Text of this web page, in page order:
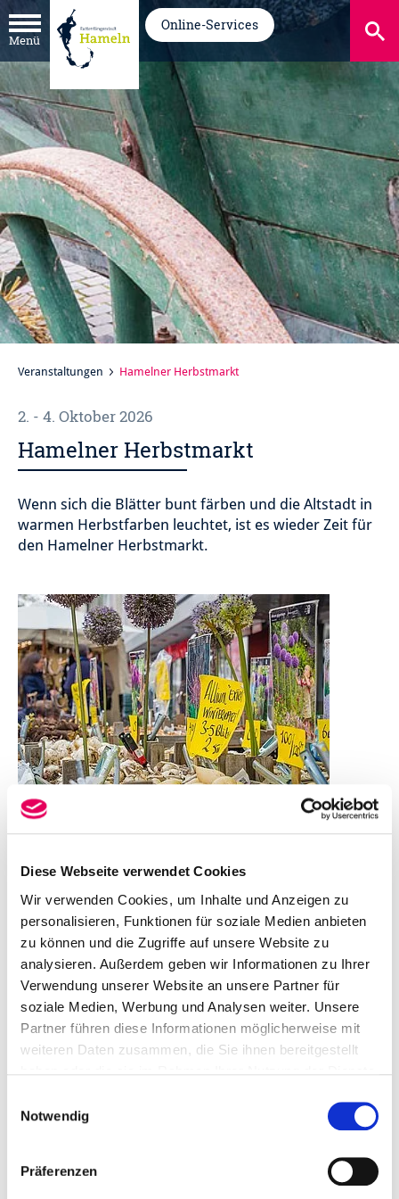
Diese Webseite verwendet Cookies
Wir verwenden Cookies, um Inhalte und Anzeigen zu
personalisieren, Funktionen für soziale Medien anbieten
zu können und die Zugriffe auf unsere Website zu
analysieren. Außerdem geben wir Informationen zu Ihrer
Verwendung unserer Website an unsere Partner für
soziale Medien, Werbung und Analysen weiter. Unsere
Partner führen diese Informationen möglicherweise mit
weiteren Daten zusammen, die Sie ihnen bereitgestellt
Notwendig
Präferenzen
Menü
Online-Services
Veranstaltungen Hamelner Herbstmarkt
2. - 4. Oktober 2026
Hamelner Herbstmarkt
Wenn sich die Blätter bunt färben und die Altstadt in
warmen Herbstfarben leuchtet, ist es wieder Zeit für
den Hamelner Herbstmarkt.
und saisonaler Genüsse. An zahlreichen Ständen gibt
herbstliche Spezialitäten, liebevoll gefertigte Produkte
und echtes Handwerk zum Zuschauen und Staunen.
Es wird gehämmert, geflochten, gedrechselt und
Leder bearbeitet – lebendig, traditionell und mit viel
Liebe zum Detail.
Zwischen liebevoll dekorierten Marktständen
herrscht ein reges Markttreiben, das zum Bummeln
Wochenende voller herbstlicher Atmosphäre.